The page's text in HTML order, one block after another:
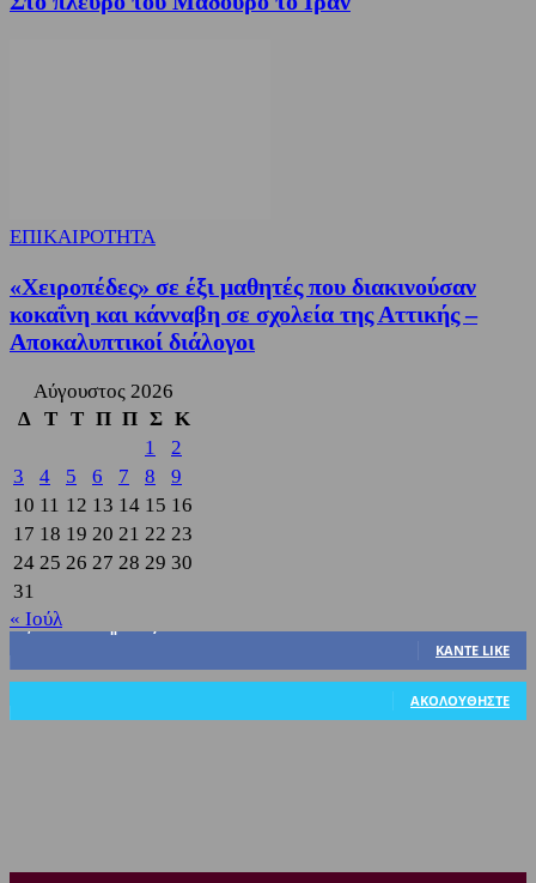
ΕΠΙΚΑΙΡΟΤΗΤΑ
«Χειροπέδες» σε έξι μαθητές που διακινούσαν
κοκαΐνη και κάνναβη σε σχολεία της Αττικής –
Αποκαλυπτικοί διάλογοι
Αύγουστος 2026
Δ
Τ Τ Π Π Σ Κ
1
2
3
4 5 6 7 8
9
10 11 12 13 14 15 16
17 18 19 20 21 22 23
24 25 26 27 28 29 30
31
« Ιούλ
3,822
ΚΆΝΤΕ LIKE
318 Ακόλουθοι
ΑΚΟΛΟΥΘΉΣΤΕ